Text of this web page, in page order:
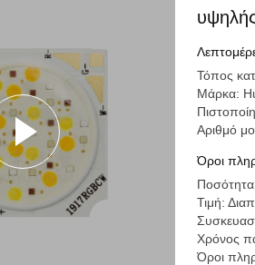
Τόπος
Μάρκα:
Αριθμό
Όροι
Τιμή:
Χρόνος
Όροι